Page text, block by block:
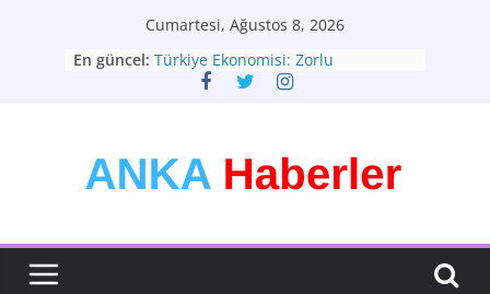
Cumartesi, Ağustos 8, 2026
En güncel: Türkiye Ekonomisi: Zorlu
Dönemeçte Yeni Adımlar
Daha Fazlası
Bütünsel Sağlık: Yaşam Kalitenizin